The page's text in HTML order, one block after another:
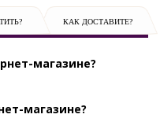
КАК ДОСТАВИТЕ?
магазине?
магазине?